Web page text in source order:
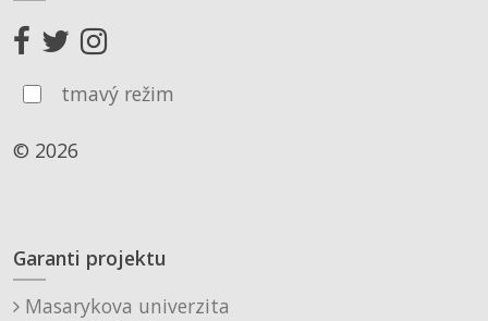
tmavý režim
© 2026
Garanti projektu
Masarykova univerzita